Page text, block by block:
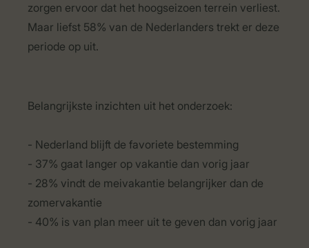
zorgen ervoor dat het hoogseizoen terrein verliest.
Maar liefst 58% van de Nederlanders trekt er deze
periode op uit.
Belangrijkste inzichten uit het onderzoek:
- Nederland blijft de favoriete bestemming
- 37% gaat langer op vakantie dan vorig jaar
- 28% vindt de meivakantie belangrijker dan de
zomervakantie
- 40% is van plan meer uit te geven dan vorig jaar